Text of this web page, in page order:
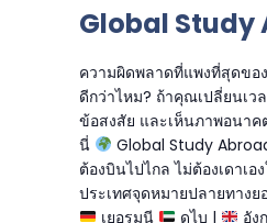
Global Study
ความผิดพลาดที่แพงที่สุดขอ
ดีกว่าไหม? ถ้าคุณเปลี่ยนเว
ข้อสงสัย และเห็นภาพอนา
นี่
Global Study
ต้องบินไปไกล ไม่ต้องเดาเ
ประเทศจุดหมายปลายทางย
เยอรมนี
ดูไบ | อัง